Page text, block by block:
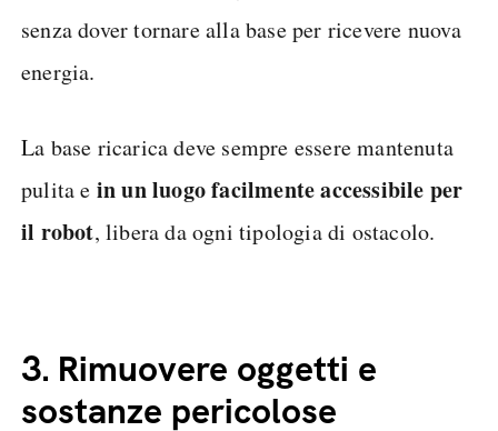
senza dover tornare alla base per ricevere nuova
energia.
La base ricarica deve sempre essere mantenuta
pulita e in un luogo facilmente accessibile per
il robot, libera da ogni tipologia di ostacolo.
3. Rimuovere oggetti e
sostanze pericolose